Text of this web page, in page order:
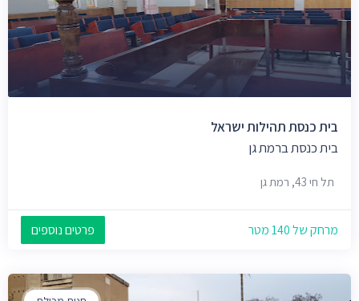
בית כנסת תהילות ישראל
בית כנסת ברמת גן
תל חי 43, רמת גן
מרחק של 140 מטר פרטים נוספים